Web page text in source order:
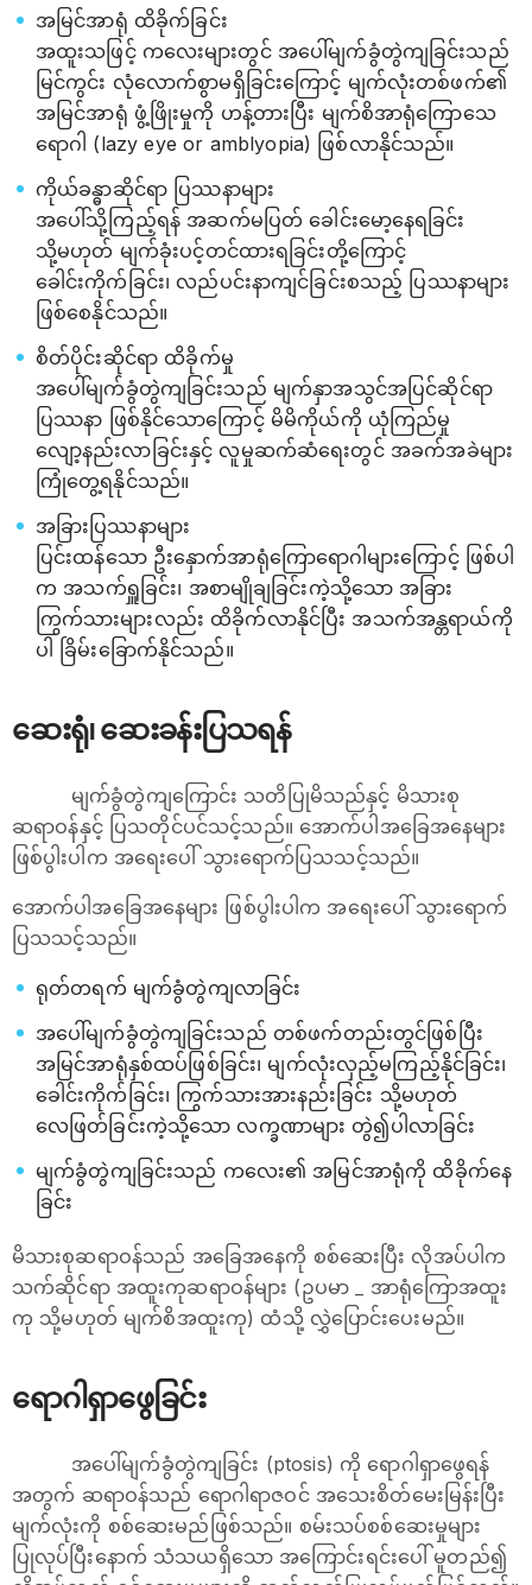
အမြင်အာရုံ ထိခိုက်ခြင်း
အထူးသဖြင့် ကလေးများတွင် အပေါ်မျက်ခွံတွဲကျခြင်းသည်
မြင်ကွင်း လုံလောက်စွာမရှိခြင်းကြောင့် မျက်လုံးတစ်ဖက်၏
အမြင်အာရုံ ဖွံ့ဖြိုးမှုကို ဟန့်တားပြီး မျက်စိအာရုံကြောသေ
ရောဂါ (lazy eye or amblyopia) ဖြစ်လာနိုင်သည်။
ကိုယ်ခန္ဓာဆိုင်ရာ ပြဿနာများ
အပေါ်သို့ကြည့်ရန် အဆက်မပြတ် ခေါင်းမော့နေရခြင်း
သို့မဟုတ် မျက်ခုံးပင့်တင်ထားရခြင်းတို့ကြောင့်
ခေါင်းကိုက်ခြင်း၊ လည်ပင်းနာကျင်ခြင်းစသည့် ပြဿနာများ
ဖြစ်စေနိုင်သည်။
စိတ်ပိုင်းဆိုင်ရာ ထိခိုက်မှု
အပေါ်မျက်ခွံတွဲကျခြင်းသည် မျက်နှာအသွင်အပြင်ဆိုင်ရာ
ပြဿနာ ဖြစ်နိုင်သောကြောင့် မိမိကိုယ်ကို ယုံကြည်မှု
လျော့နည်းလာခြင်းနှင့် လူမှုဆက်ဆံရေးတွင် အခက်အခဲများ
ကြုံတွေ့ရနိုင်သည်။
အခြားပြဿနာများ
ပြင်းထန်သော ဦးနှောက်အာရုံကြောရောဂါများကြောင့် ဖြစ်ပါ
က အသက်ရှူခြင်း၊ အစာမျိုချခြင်းကဲ့သို့သော အခြား
ကြွက်သားများလည်း ထိခိုက်လာနိုင်ပြီး အသက်အန္တရာယ်ကို
ပါ ခြိမ်းခြောက်နိုင်သည်။
ဆေးရုံ၊ ဆေးခန်းပြသရန်
မျက်ခွံတွဲကျကြောင်း သတိပြုမိသည်နှင့် မိသားစု
ဆရာဝန်နှင့် ပြသတိုင်ပင်သင့်သည်။ အောက်ပါအခြေအနေများ
ဖြစ်ပွါးပါက အရေးပေါ် သွားရောက်ပြသသင့်သည်။
အောက်ပါအခြေအနေများ ဖြစ်ပွါးပါက အရေးပေါ် သွားရောက်
ပြသသင့်သည်။
ရုတ်တရက် မျက်ခွံတွဲကျလာခြင်း
အပေါ်မျက်ခွံတွဲကျခြင်းသည် တစ်ဖက်တည်းတွင်ဖြစ်ပြီး
အမြင်အာရုံနှစ်ထပ်ဖြစ်ခြင်း၊ မျက်လုံးလှည့်မကြည့်နိုင်ခြင်း၊
ခေါင်းကိုက်ခြင်း၊ ကြွက်သားအားနည်းခြင်း သို့မဟုတ်
လေဖြတ်ခြင်းကဲ့သို့သော လက္ခဏာများ တွဲ၍ပါလာခြင်း
မျက်ခွံတွဲကျခြင်းသည် ကလေး၏ အမြင်အာရုံကို ထိခိုက်နေ
ခြင်း
မိသားစုဆရာဝန်သည် အခြေအနေကို စစ်ဆေးပြီး လိုအပ်ပါက
သက်ဆိုင်ရာ အထူးကုဆရာဝန်များ (ဥပမာ _ အာရုံကြောအထူး
ကု သို့မဟုတ် မျက်စိအထူးကု) ထံသို့ လွှဲပြောင်းပေးမည်။
ရောဂါရှာဖွေခြင်း
အပေါ်မျက်ခွံတွဲကျခြင်း (ptosis) ကို ရောဂါရှာဖွေရန်
အတွက် ဆရာဝန်သည် ရောဂါရာဇဝင် အသေးစိတ်မေးမြန်းပြီး
မျက်လုံးကို စစ်ဆေးမည်ဖြစ်သည်။ စမ်းသပ်စစ်ဆေးမှုများ
ပြုလုပ်ပြီးနောက် သံသယရှိသော အကြောင်းရင်းပေါ် မူတည်၍